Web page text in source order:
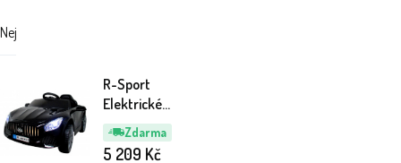
Nejdražší
Zdarma
R-Sport
Elektrické
autíčko Cabrio
B3 Černé
5 209 Kč